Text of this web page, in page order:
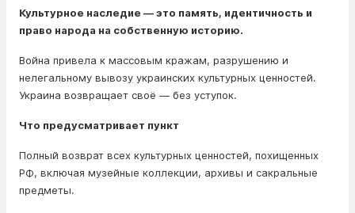
Культурное наследие — это память, идентичность и
право народа на собственную историю.
Война привела к массовым кражам, разрушению и
нелегальному вывозу украинских культурных ценностей.
Украина возвращает своё — без уступок.
Что предусматривает пункт
Полный возврат всех культурных ценностей, похищенных
РФ, включая музейные коллекции, архивы и сакральные
предметы.